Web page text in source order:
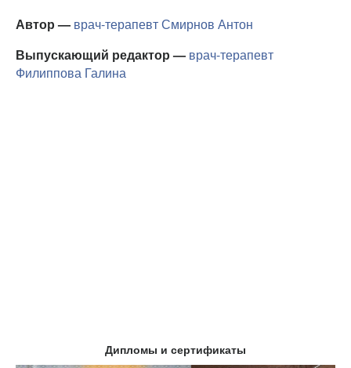
Автор — врач-терапевтСмирнов Антон
Выпускающий редактор — врач-терапевт
Филиппова Галина
Дипломы и сертификаты